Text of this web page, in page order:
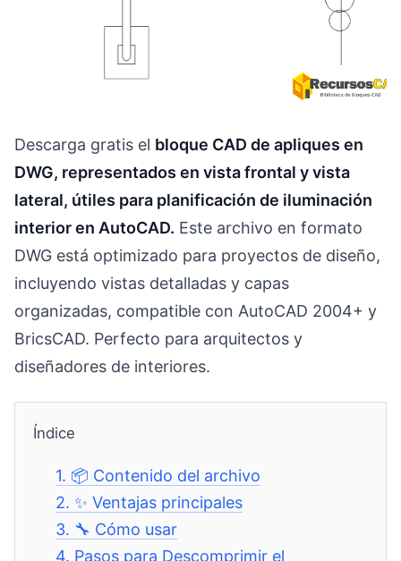
Descarga gratis el bloque CAD de apliques en
DWG, representados en vista frontal y vista
lateral, útiles para planificación de iluminación
interior en AutoCAD. Este archivo en formato
DWG está optimizado para proyectos de diseño,
incluyendo vistas detalladas y capas
organizadas, compatible con AutoCAD 2004+ y
BricsCAD. Perfecto para arquitectos y
diseñadores de interiores.
Índice
1. 📦 Contenido del archivo
2.✨ Ventajas principales
3. 🔧 Cómo usar
4. Pasos para Descomprimir el